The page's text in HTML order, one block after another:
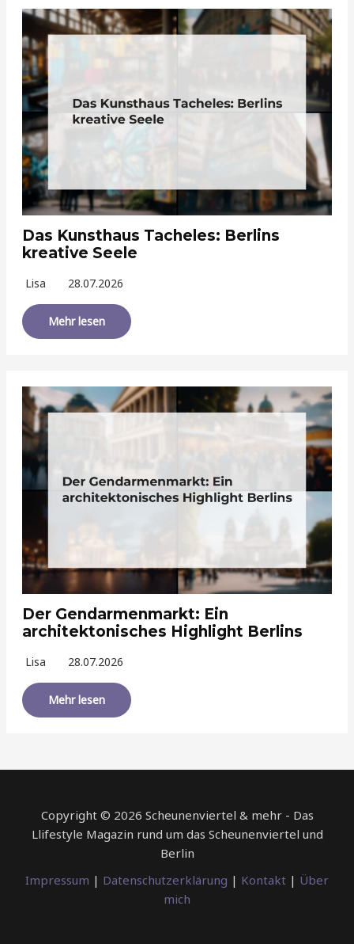
Das Kunsthaus Tacheles: Berlins
kreative Seele
Lisa 28.07.2026
Mehr lesen
Der Gendarmenmarkt: Ein
architektonisches Highlight Berlins
Lisa 28.07.2026
Mehr lesen
Copyright © 2026 Scheunenviertel & mehr - Das
Llifestyle Magazin rund um das Scheunenviertel und
Berlin
Impressum | Datenschutzerklärung | Kontakt | Über
mich